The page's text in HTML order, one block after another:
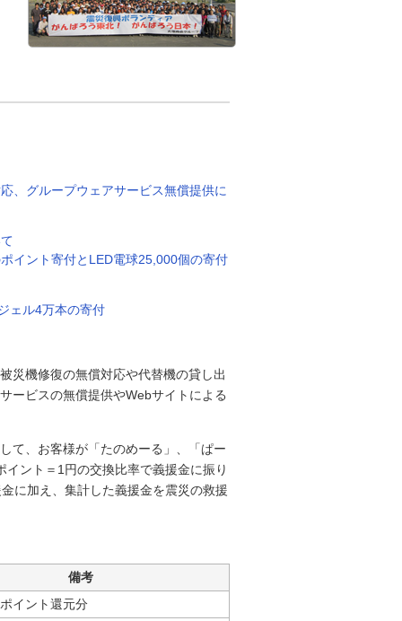
、グループウェアサービス無償提供に
イント寄付とLED電球25,000個の寄付
ェル4万本の寄付
災機修復の無償対応や代替機の貸し出
ービスの無償提供やWebサイトによる
て、お客様が「たのめーる」、「ぱー
ント＝1円の交換比率で義援金に振り
に加え、集計した義援金を震災の救援
備考
イント還元分